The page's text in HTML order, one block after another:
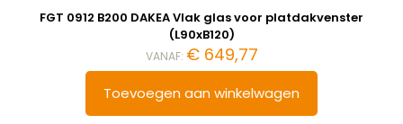
FGT 0912 B200 DAKEA Vlak glas voor platdakvenster
(L90xB120)
VANAF: €649,77
Toevoegen aan winkelwagen